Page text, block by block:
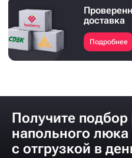
доставка
Подробнее
Получите
напольного
с отгрузкой в